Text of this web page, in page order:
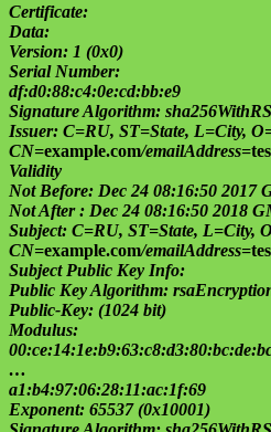
Certificate:
Data:
Version: 1 (0x0)
Serial Number:
df:d0:88:c4:0e:cd:bb:e9
Signature Algorithm:
Issuer: C=RU, ST=State, L=City,
CN=example.com/emailAddress=
Validity
Not Before: Dec 24 08:16:50 2017
Not After : Dec 24 08:16:50 2018
Subject: C=RU, ST=State, L=City,
CN=example.com/emailAddress=
Subject Public Key Info:
Public Key Algorithm:
Public-Key: (1024 bit)
Modulus:
…
a1:b4:97:06:28:11:ac:1f:69
Exponent: 65537 (0x10001)